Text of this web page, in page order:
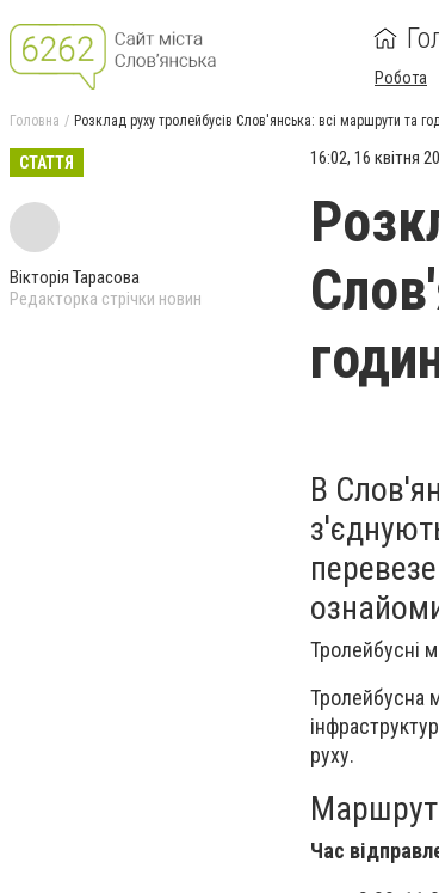
Робота
Головна Розклад руху тролейбусів Слов'янська: всі маршрути та
СТАТТЯ
Вікторія Тарасова
Редакторка стрічки новин
16:02, 16 квітня
В
Тролейбусні
Тролейбусна
руху.
Маршрут
Час